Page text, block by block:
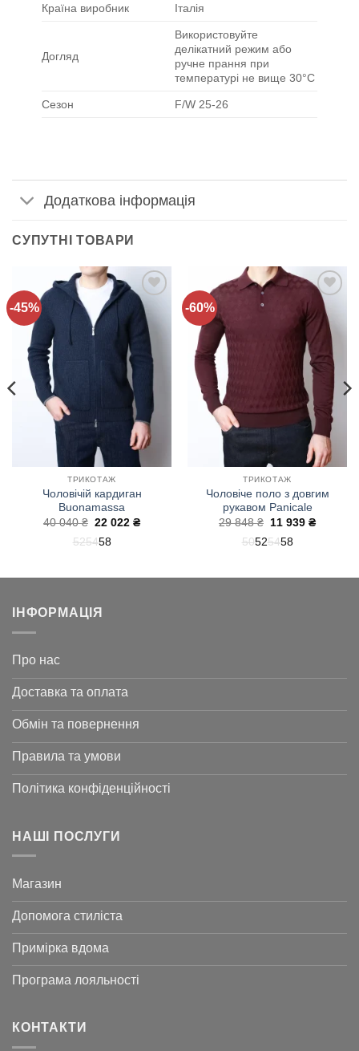
Країна виробник Італія
Догляд
Використовуйте
делікатний режим або
ручне прання при
температурі не вище 30°C
Сезон F/W 25-26
Додаткова інформація
СУПУТНІ ТОВАРИ
-45%
Додати
до
списку
бажань!
ТРИКОТАЖ
Чоловічій кардиган
Buonamassa
40 040₴ Оригінальна
40
22 022₴Поточна
525458
-60%
Додати
до
списку
бажань!
ТРИКОТАЖ
Чоловіче поло з довгим
рукавом Panicale
29 848₴
Оригінальна
29
11 939₴Поточна
50525458
ІНФОРМАЦІЯ
Про нас
Доставка та оплата
Обмін та повернення
Правила та умови
Політика конфіденційності
НАШІ ПОСЛУГИ
Магазин
Допомога стиліста
Примірка вдома
Програма лояльності
КОНТАКТИ